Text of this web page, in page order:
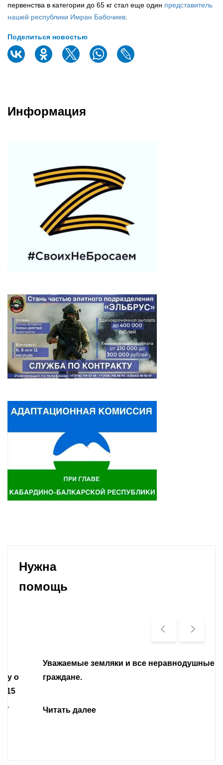
первенства в категории до 65 кг стал еще один представитель
нашей республики Имран Бабочиев
Поделиться новостью
Информация
Нужна
помощь
Уважаемые земляки и все неравнодушные
граждане.
Читать далее